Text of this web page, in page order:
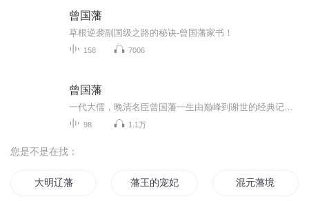
曾国藩
草根逆袭副国级之路的秘诀-曾国藩家书！
158 7006
曾国藩
98 1.1万
您是不是在找：
大明辽藩 藩王的宠妃 混元藩境